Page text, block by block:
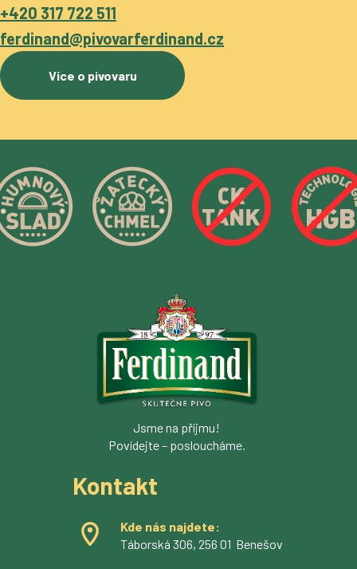
+420 317 722 511
ferdinand@pivovarferdinand.cz
Více o pivovaru
Jsme na příjmu!
Povídejte – posloucháme.
Kontakt
Kde nás najdete:
Táborská 306, 256 01 Benešov